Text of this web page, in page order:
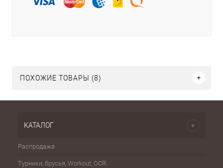
ПОХОЖИЕ ТОВАРЫ (8)
КАТАЛОГ
Распродажа
Турники, брусья, Workout, OCR